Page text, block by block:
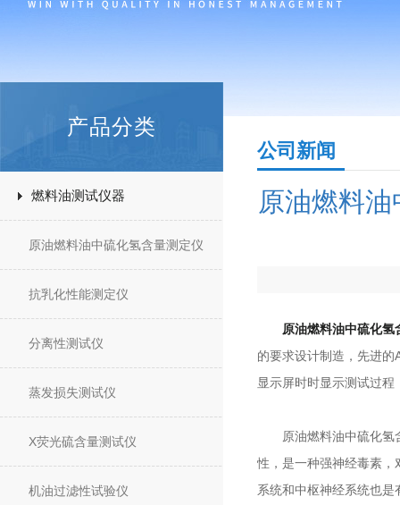
产品分类
燃料油测试仪器
原油燃料油中硫化氢含量测定仪
抗乳化性能测定仪
分离性测试仪
蒸发损失测试仪
X荧光硫含量测试仪
机油过滤性试验仪
公司新闻
原油燃料
原油燃料油中硫化氢
的要求设计制造，先进
显示屏时时显示测试过
原油燃料油中硫化氢含
性，是一种强神经毒素
系统和中枢神经系统也是